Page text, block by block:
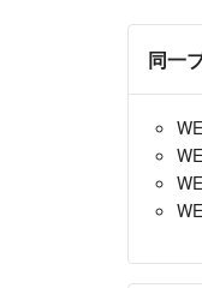
同一